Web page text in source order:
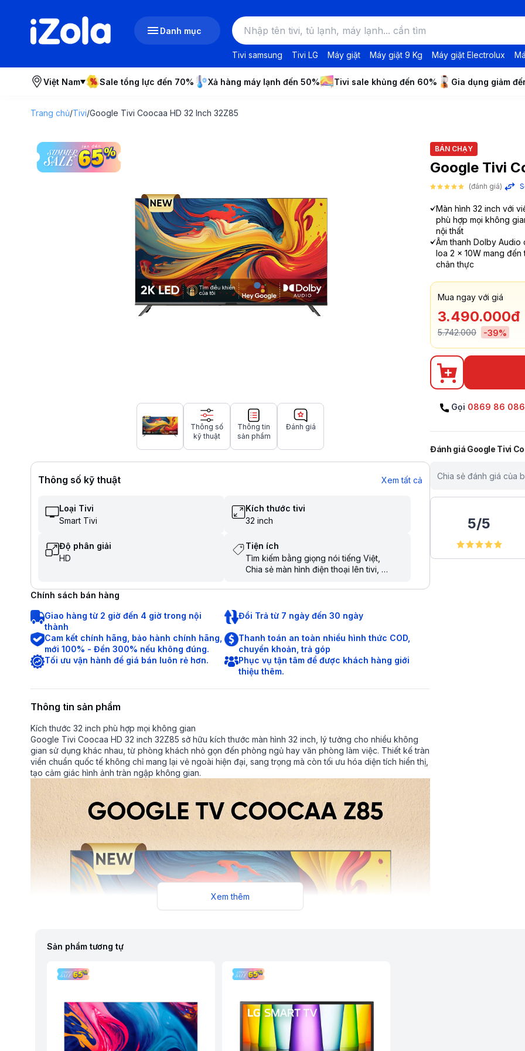
Danh mục
Tivi samsung Tivi LG Máy giặt Máy giặt 9 Kg Máy giặt Electrolux
Việt Nam Sale tổng lực đến 70% Xả hàng máy lạnh đến 50% Tivi sale khủng đến 60% Gia dụng giảm
Trang chủ/Tivi/Google Tivi Coocaa HD 32 Inch 32Z85
Thông số
kỹ thuật
Thông tin
sản phẩm
Đánh giá
Thông số kỹ thuật Xem tất cả
Loại Tivi
Smart Tivi
Kích thước tivi
32 inch
Độ phân giải
HD
Tiện ích
Tìm kiếm bằng giọng nói tiếng Việt
Chia sẻ màn hình điện thoại lên tivi
Tìm kiếm giọng nói trên YouTube bằng
Chính sách bán hàng
Giao hàng từ 2 giờ đến 4 giờ trong nội
thành
Đổi Trả từ 7 ngày đến 30 ngày
Cam kết chính hãng, bảo hành chính hãng,
mới 100% - Đền 300% nếu không đúng.
Thanh toán an toàn nhiều hình thức COD,
chuyển khoản, trả góp
Tối ưu vận hành để giá bán luôn rẻ hơn.
Phục vụ tận tâm để được khách hàng giới
thiệu thêm.
Thông tin sản phẩm
Kích thước 32 inch phù hợp mọi không gian
Google Tivi Coocaa HD 32 inch 32Z85 sở hữu kích thước màn hình 32 inch, lý tưởng cho nhiều không
gian sử dụng khác nhau, từ phòng khách nhỏ gọn đến phòng ngủ hay văn phòng làm việc. Thiết kế tràn
viền chuẩn quốc tế không chỉ mang lại vẻ ngoài hiện đại, sang trọng mà còn tối ưu hóa diện tích hiển thị,
tạo cảm giác hình ảnh tràn ngập không gian.
Xem thêm
BÁN CHẠY
Google Tivi
(đánh giá)
Màn hình 32 inch với
phù hợp mọi không
nội thất
Âm thanh Dolby Audio
loa 2 x 10W mang đến
chân thực
Mua ngay với giá
3.490.000đ
5.742.000 -39%
Gọi 0869 86
Đánh giá Google Tivi
Chia sẻ đánh giá của
5/5
Sản phẩm tương tự